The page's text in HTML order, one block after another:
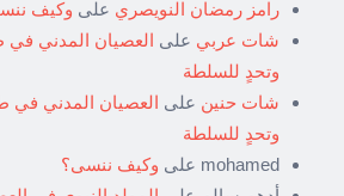
رامز رمضان النويصري على وكيف
شات عربي على العصيان المدني
وتحدٍ للسلطة
شات حنين على العصيان المدني
وتحدٍ للسلطة
mohamed على وكيف ننسى؟